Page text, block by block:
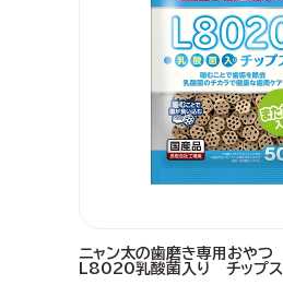
ニャン太の歯磨き専用おやつ
L8020乳酸菌入り チップス